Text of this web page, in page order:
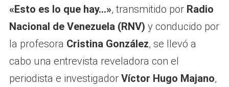
«Esto es lo que hay…», transmitido por Radio
Nacional de Venezuela (RNV) y conducido por
la profesora Cristina González, se llevó a
cabo una entrevista reveladora con el
periodista e investigador Víctor Hugo Majano,